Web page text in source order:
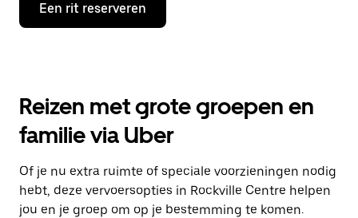
Een rit reserveren
Reizen met grote groepen en
familie via Uber
Of je nu extra ruimte of speciale voorzieningen nodig
hebt, deze vervoersopties in Rockville Centre helpen
jou en je groep om op je bestemming te komen.